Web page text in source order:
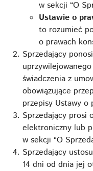
w sekcji “O
Ustawie o
to rozumieć
o prawach
Sprzedający
świadczenia z
obowiązujące
przepisy Ustawy o
Sprzedający prosi
elektroniczny lub
w sekcji “O
Sprzedający
14 dni od dnia jej